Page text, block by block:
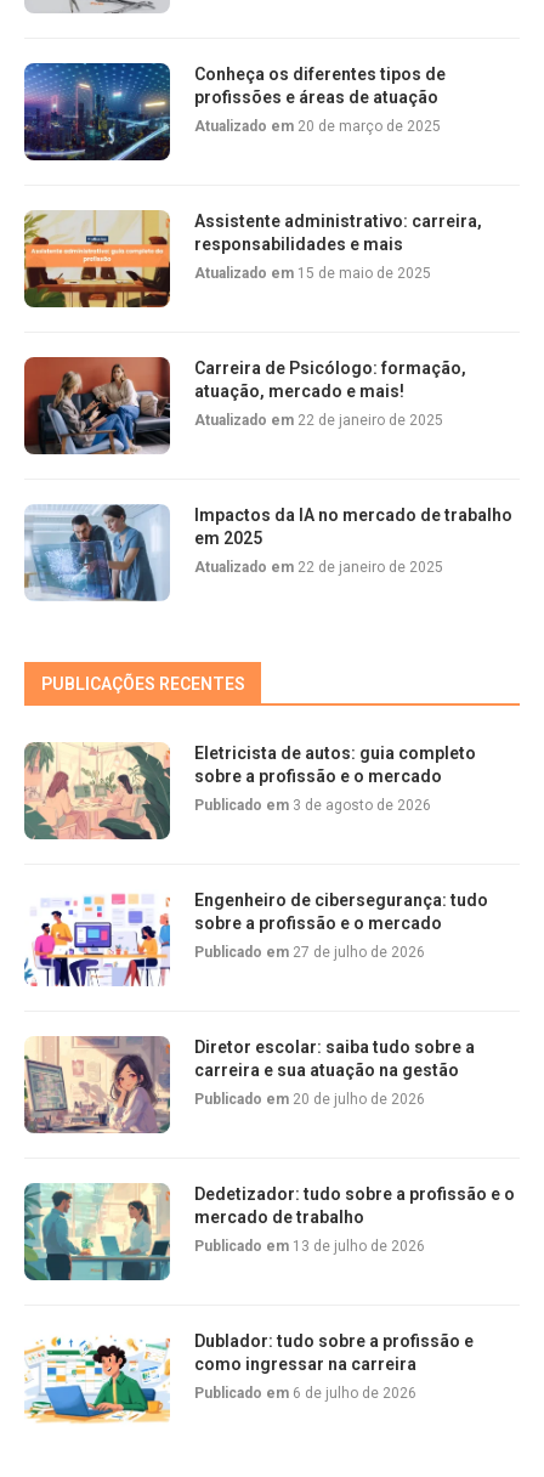
Conheça os diferentes tipos de
profissões e áreas de atuação
Atualizado em 20 de março de 2025
Assistente administrativo: carreira,
responsabilidades e mais
Atualizado em 15 de maio de 2025
Carreira de Psicólogo: formação,
atuação, mercado e mais!
Atualizado em 22 de janeiro de 2025
Impactos da IA no mercado de trabalho
em 2025
Atualizado em 22 de janeiro de 2025
PUBLICAÇÕES RECENTES
Eletricista de autos: guia completo
sobre a profissão e o mercado
Publicado em 3 de agosto de 2026
Engenheiro de cibersegurança: tudo
sobre a profissão e o mercado
Publicado em 27 de julho de 2026
Diretor escolar: saiba tudo sobre a
carreira e sua atuação na gestão
Publicado em 20 de julho de 2026
Dedetizador: tudo sobre a profissão e o
mercado de trabalho
Publicado em 13 de julho de 2026
Dublador: tudo sobre a profissão e
como ingressar na carreira
Publicado em 6 de julho de 2026